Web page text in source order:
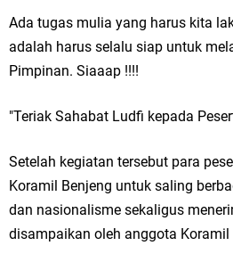
RT 03 RW 01 Patra Raya Rosewood
Bersolek, Siap Meriahkan HUT Ke 81 RI
Ada tugas mulia yang harus kita
adalah harus selalu siap untuk
Pimpinan. Siaaap !!!!
"Teriak Sahabat Ludfi kepada
Setelah kegiatan tersebut para
Koramil Benjeng untuk saling
dan nasionalisme sekaligus
disampaikan oleh anggota Koramil